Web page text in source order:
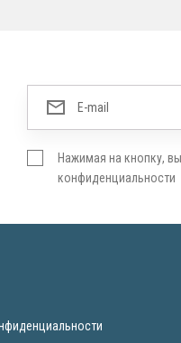
Нажимая на кнопку,
конфиденциальности